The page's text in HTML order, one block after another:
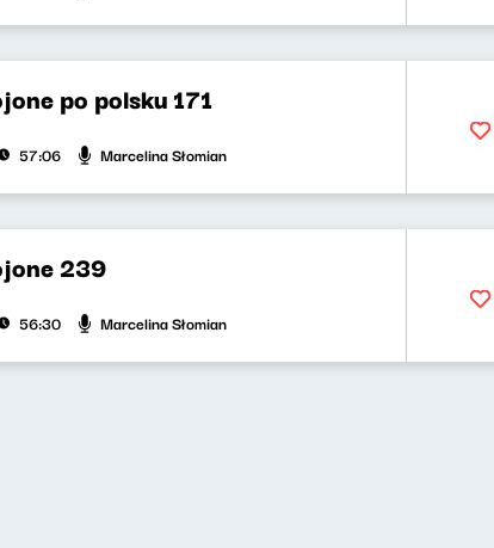
po polsku 171
57:06 Marcelina Słomian
239
56:30 Marcelina Słomian